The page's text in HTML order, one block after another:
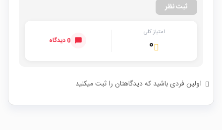
ثبت نظر
امتیاز کلی
۰ 0 دیدگاه
اولین فردی باشید که دیدگاهتان را ثبت میکنید